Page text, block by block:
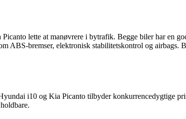
lette at manøvrere i bytrafik. Begge biler har en
ABS-bremser, elektronisk stabilitetskontrol og
i10 og Kia Picanto tilbyder konkurrencedygtige